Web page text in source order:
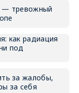
— тревожный
как радиация
под
за жалобы,
за себя